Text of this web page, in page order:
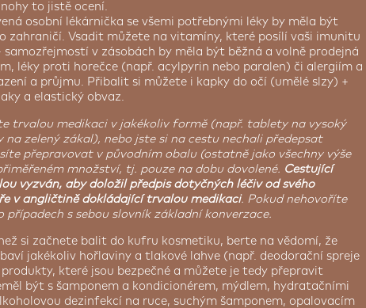
to jistě ocení.
osobní lékárnička se všemi potřebnými léky by měla být
zahraničí. Vsadit můžete na vitamíny, které posílí vaši imunitu
v zásobách by měla být běžná a volně prodejná
léky proti horečce (např. acylpyrin nebo paralen) či alergiím a
a průjmu. Přibalit si můžete i kapky do očí (umělé slzy) +
a elastický obvaz.
trvalou medikaci v jakékoliv formě (např. tablety na vysoký
zelený zákal), nebo jste si na cestu nechali předepsat
přepravovat v původním obalu (ostatně jako všechny výše
množství, tj. pouze na dobu dovolené. Cestující
vyzván, aby doložil předpis dotyčných léčiv od svého
v angličtině dokládající trvalou medikaci. Pokud nehovoříte
s sebou slovník základní konverzace.
si začnete balit do kufru kosmetiku, berte na vědomí, že
jakékoliv hořlaviny a tlakové lahve (např. deodorační spreje
které jsou bezpečné a můžete je tedy přepravit
být s šamponem a kondicionérem, mýdlem, hydratačními
dezinfekcí na ruce, suchým šamponem, opalovacím